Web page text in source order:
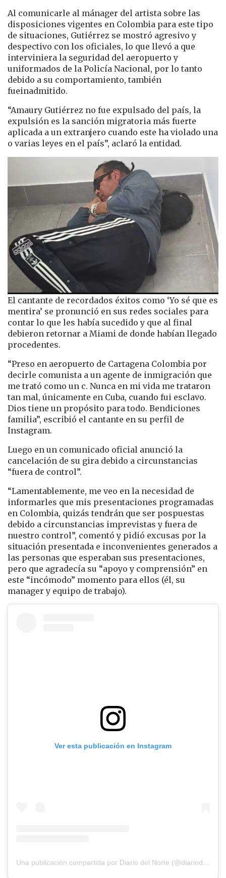
Al comunicarle al mánager del artista sobre las
disposiciones vigentes en Colombia para este tipo
de situaciones, Gutiérrez se mostró agresivo y
despectivo con los oficiales, lo que llevó a que
interviniera la seguridad del aeropuerto y
uniformados de la Policía Nacional, por lo tanto
debido a su comportamiento, también
fueinadmitido.
“Amaury Gutiérrez no fue expulsado del país, la
expulsión es la sanción migratoria más fuerte
aplicada a un extranjero cuando este ha violado una
o varias leyes en el país”, aclaró la entidad.
El cantante de recordados éxitos como ‘Yo sé que es
mentira’ se pronunció en sus redes sociales para
contar lo que les había sucedido y que al final
debieron retornar a Miami de donde habían llegado
procedentes.
“Preso en aeropuerto de Cartagena Colombia por
decirle comunista a un agente de inmigración que
me trató como un c. Nunca en mi vida me trataron
tan mal, únicamente en Cuba, cuando fui esclavo.
Dios tiene un propósito para todo. Bendiciones
familia”, escribió el cantante en su perfil de
Instagram.
Luego en un comunicado oficial anunció la
cancelación de su gira debido a circunstancias
“fuera de control”.
“Lamentablemente, me veo en la necesidad de
informarles que mis presentaciones programadas
en Colombia, quizás tendrán que ser pospuestas
debido a circunstancias imprevistas y fuera de
nuestro control”, comentó y pidió excusas por la
situación presentada e inconvenientes generados a
las personas que esperaban sus presentaciones,
pero que agradecía su “apoyo y comprensión” en
este “incómodo” momento para ellos (él, su
manager y equipo de trabajo).
Ver esta publicación en Instagram
Una publicación compartida por Diario del Norte (@diariodelnorte)